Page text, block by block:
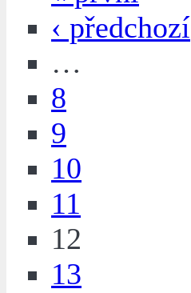
‹ předchozí
…
8
9
10
11
12
13